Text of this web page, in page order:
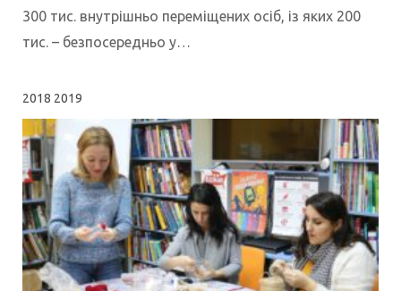
300 тис. внутрішньо переміщених осіб, із яких 200
тис. – безпосередньо у…
2018 2019